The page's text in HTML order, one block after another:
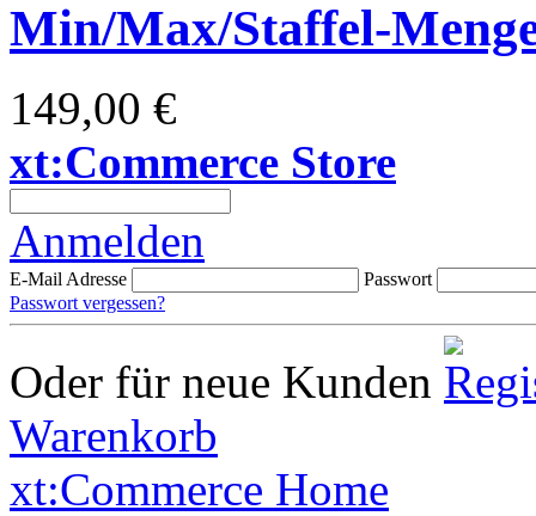
Min/Max/Staffel-
149,00 €
xt:Commerce Store
Anmelden
E-Mail Adresse
Passwort
Passwort vergessen?
Oder für neue Kunden
Warenkorb
xt:Commerce Home